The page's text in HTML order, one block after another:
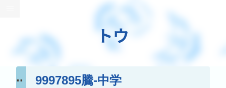
トウ
9997895騰-中学